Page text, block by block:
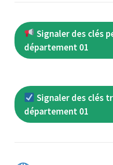
Signaler des clés
département 01
Signaler des clés
département 01